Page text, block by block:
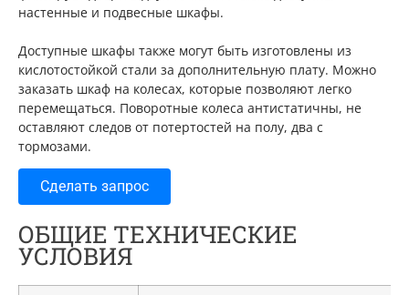
настенные и подвесные шкафы.
Доступные шкафы также могут быть изготовлены из
кислотостойкой стали за дополнительную плату. Можно
заказать шкаф на колесах, которые позволяют легко
перемещаться. Поворотные колеса антистатичны, не
оставляют следов от потертостей на полу, два с
тормозами.
Сделать запрос
ОБЩИЕ ТЕХНИЧЕСКИЕ
УСЛОВИЯ